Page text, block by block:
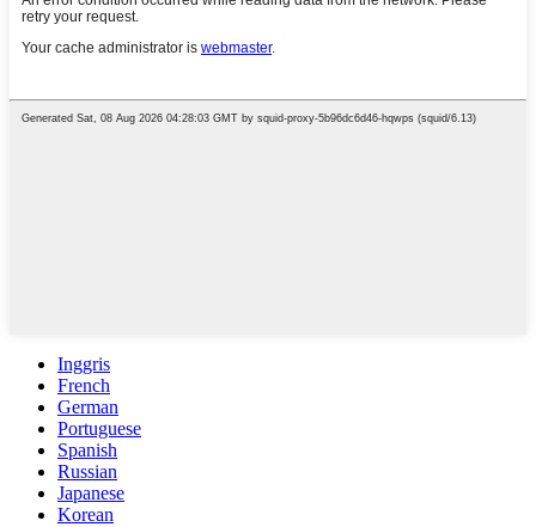
Inggris
French
German
Portuguese
Spanish
Russian
Japanese
Korean